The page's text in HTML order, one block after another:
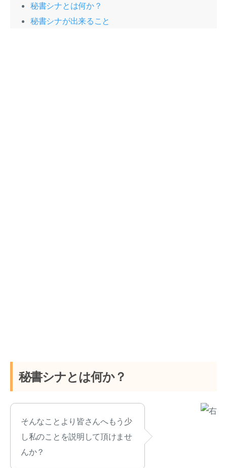
秘書シナとは何か？
秘書シナが出来ること
秘書シナとは何か？
そんなことより皆さんへもう少
し私のことを説明して頂けませ
んか？